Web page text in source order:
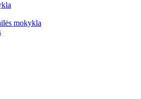
mokykla